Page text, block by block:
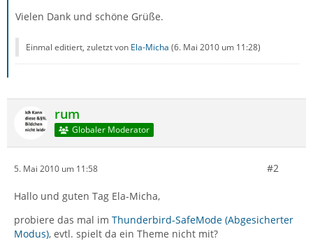
Vielen Dank und schöne Grüße.
Einmal editiert, zuletzt von Ela-Micha (6. Mai 2010 um 11:28)
rum
Globaler Moderator
5. Mai 2010 um 11:58 #2
Hallo und guten Tag Ela-Micha,
probiere das mal im Thunderbird-SafeMode (Abgesicherter
Modus), evtl. spielt da ein Theme nicht mit?